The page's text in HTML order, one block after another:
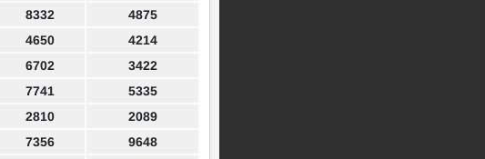
8332
4875
4650
4214
6702
3422
7741
5335
2810
2089
7356
9648